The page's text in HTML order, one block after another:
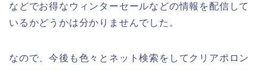
などでお得なウィンターセールなどの情報を配信して
いるかどうかは分かりませんでした。
なので、今後も色々とネット検索をしてクリアポロン